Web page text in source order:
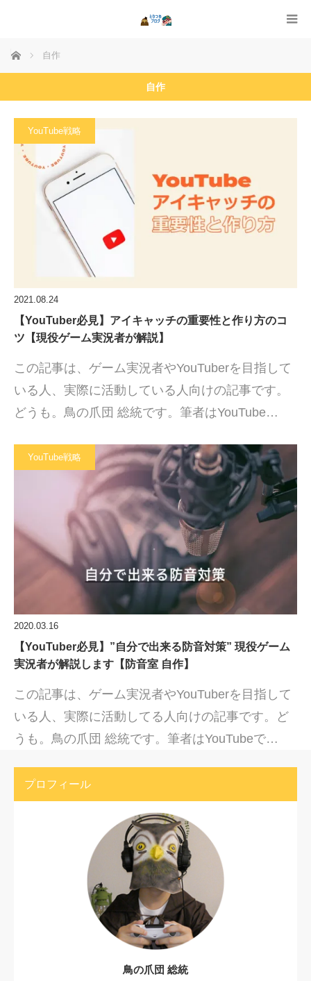
ホーム 自作
自作
YouTube戦略
2021.08.24
【YouTuber必見】アイキャッチの重要性と作り方のコ
ツ【現役ゲーム実況者が解説】
この記事は、ゲーム実況者やYouTuberを目指して
いる人、実際に活動している人向けの記事です。
どうも。鳥の爪団 総統です。筆者はYouTube…
YouTube戦略
2020.03.16
【YouTuber必見】”自分で出来る防音対策” 現役ゲーム
実況者が解説します【防音室 自作】
この記事は、ゲーム実況者やYouTuberを目指して
いる人、実際に活動してる人向けの記事です。ど
うも。鳥の爪団 総統です。筆者はYouTubeで…
プロフィール
鳥の爪団 総統